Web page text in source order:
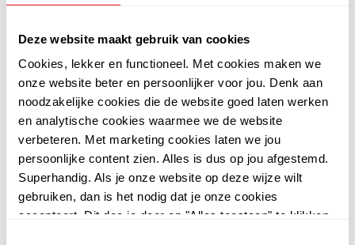
Deze website maakt gebruik van cookies
Cookies, lekker en functioneel. Met cookies maken we
onze website beter en persoonlijker voor jou. Denk aan
noodzakelijke cookies die de website goed laten werken
en analytische cookies waarmee we de website
verbeteren. Met marketing cookies laten we jou
persoonlijke content zien. Alles is dus op jou afgestemd.
Superhandig. Als je onze website op deze wijze wilt
gebruiken, dan is het nodig dat je onze cookies
accepteert. Dit doe je door op "Alles toestaan" te klikken.